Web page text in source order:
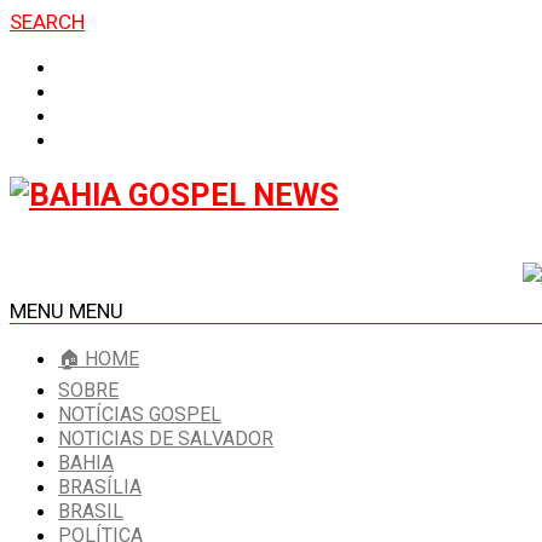
SEARCH
MENU MENU
🏠 HOME
SOBRE
NOTÍCIAS GOSPEL
NOTICIAS DE SALVADOR
BAHIA
BRASÍLIA
BRASIL
POLÍTICA